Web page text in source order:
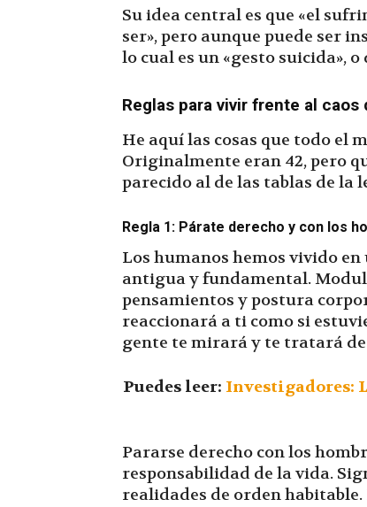
Su idea central es que «el
ser», pero aunque puede ser
lo cual es un «gesto suicida»,
Reglas para vivir frente al caos
He aquí las cosas que todo el
Originalmente eran 42, pero
parecido al de las tablas de la
Regla 1: Párate derecho y con los
Los humanos hemos vivido
antigua y fundamental.
pensamientos y postura
reaccionará a ti como si
gente te mirará y te tratará
Puedes leer: Investigadores:
Pararse derecho con los
responsabilidad de la vida.
realidades de orden